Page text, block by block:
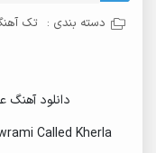
دسته بندی : تک
دانلود آهنگ
Called Kherla